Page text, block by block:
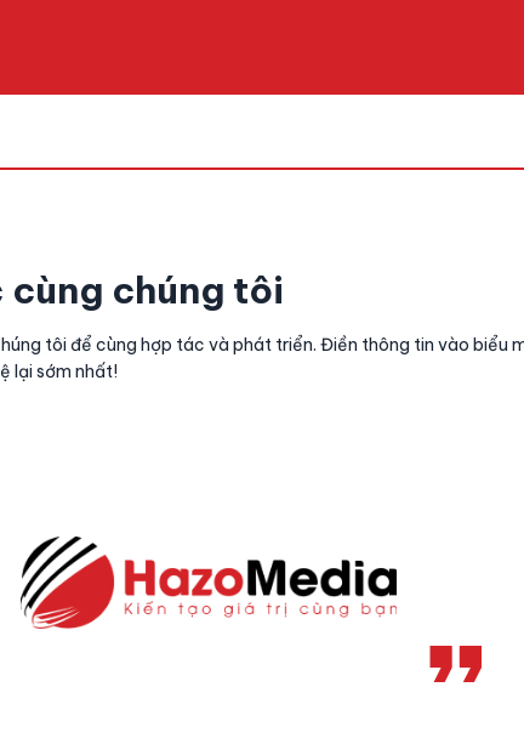
cùng chúng tôi
tôi để cùng hợp tác và phát triển. Điền thông tin vào biểu
lại sớm nhất!